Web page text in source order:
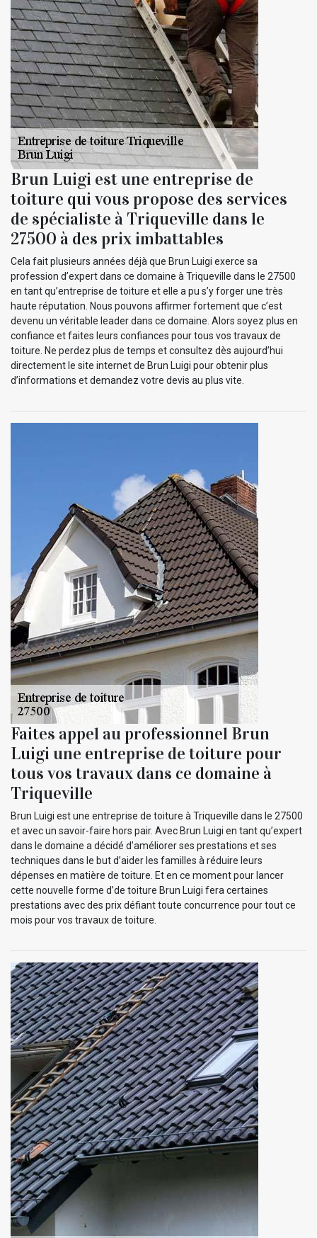
Brun Luigi est une entreprise de
toiture qui vous propose des services
de spécialiste à Triqueville dans le
27500 à des prix imbattables
Cela fait plusieurs années déjà que Brun Luigi exerce sa
profession d’expert dans ce domaine à Triqueville dans le 27500
en tant qu’entreprise de toiture et elle a pu s’y forger une très
haute réputation. Nous pouvons affirmer fortement que c’est
devenu un véritable leader dans ce domaine. Alors soyez plus en
confiance et faites leurs confiances pour tous vos travaux de
toiture. Ne perdez plus de temps et consultez dès aujourd’hui
directement le site internet de Brun Luigi pour obtenir plus
d’informations et demandez votre devis au plus vite.
Faites appel au professionnel Brun
Luigi une entreprise de toiture pour
tous vos travaux dans ce domaine à
Triqueville
Brun Luigi est une entreprise de toiture à Triqueville dans le 27500
et avec un savoir-faire hors pair. Avec Brun Luigi en tant qu’expert
dans le domaine a décidé d’améliorer ses prestations et ses
techniques dans le but d’aider les familles à réduire leurs
dépenses en matière de toiture. Et en ce moment pour lancer
cette nouvelle forme d’de toiture Brun Luigi fera certaines
prestations avec des prix défiant toute concurrence pour tout ce
mois pour vos travaux de toiture.